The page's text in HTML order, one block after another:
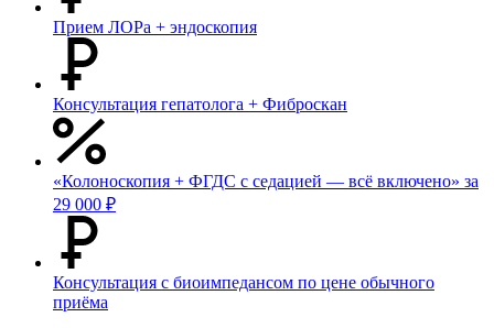
Прием ЛОРа + эндоскопия
Консультация гепатолога + Фиброскан
«Колоноскопия + ФГДС с седацией — всё включено» за
29 000 ₽
Консультация с биоимпедансом по цене обычного
приёма